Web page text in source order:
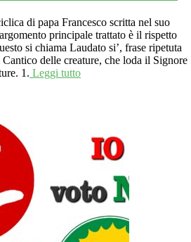
di papa Francesco scritta nel suo
principale trattato è il rispetto
si chiama Laudato si’, frase ripetuta
Cantico delle creature, che loda il Signore
1. Leggi tutto